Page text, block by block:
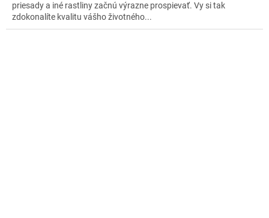
priesady a iné rastliny začnú výrazne prospievať. Vy si tak
zdokonalíte kvalitu vášho životného...